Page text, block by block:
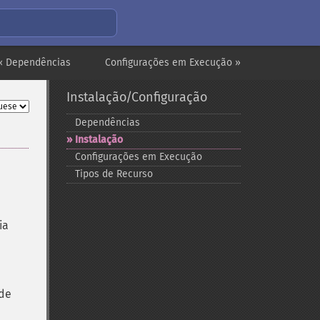
Configurações em Execução »
Dependências
Instalação/Configuração
Dependências
Instalação
Configurações em Execução
Tipos de Recurso